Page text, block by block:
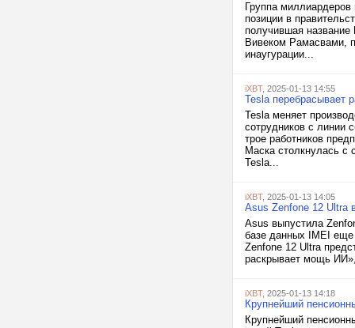
Группа миллиардеров
позиции в
получившая
Вивеком Рамасвами,
инаугурации...
iXBT, 2025-01-13 14:55
Tesla перебрасывает
Tesla меняет
сотрудников с линии
трое работников
Маска столкнулась
Tesla...
iXBT, 2025-01-13 14:05
Asus Zenfone 12 Ultra
Asus выпустила
базе данных IMEI еще
Zenfone 12 Ultra
раскрывает мощь
iXBT, 2025-01-13 14:18
Крупнейший
Крупнейший